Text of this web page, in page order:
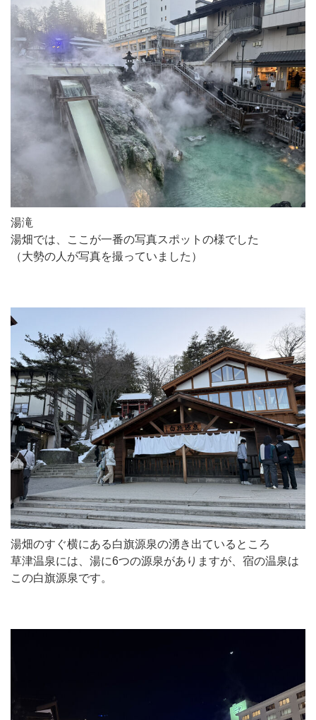
湯滝
湯畑では、ここが一番の写真スポットの様でした
（大勢の人が写真を撮っていました）
湯畑のすぐ横にある白旗源泉の湧き出ているところ
草津温泉には、湯に6つの源泉がありますが、宿の温泉は
この白旗源泉です。